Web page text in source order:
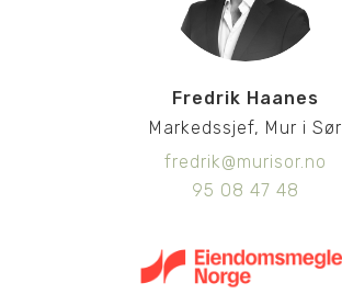
Fredrik Haanes
Markedssjef, Mur i Sør
fredrik@murisor.no
95 08 47 48